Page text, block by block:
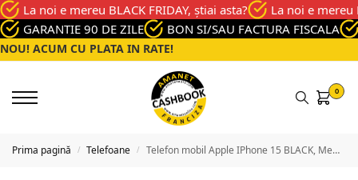
La noi e mereu BLACK FRIDAY, știai asta?
La noi e mereu
GARANTIE 90 DE ZILE
BON SI/SAU FACTURA FISCALA
NOU! ACUM CU PLATA IN RATE!
0
Prima pagină / Telefoane / Telefon mobil Apple IPhone 15 BLACK, Memorie 128 GB, Stare Buna